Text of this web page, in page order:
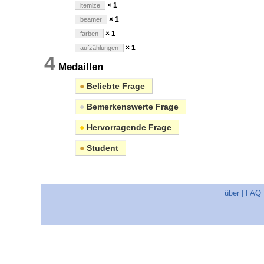
itemize × 1
beamer × 1
farben × 1
aufzählungen × 1
4 Medaillen
● Beliebte Frage
● Bemerkenswerte Frage
● Hervorragende Frage
● Student
über FAQ